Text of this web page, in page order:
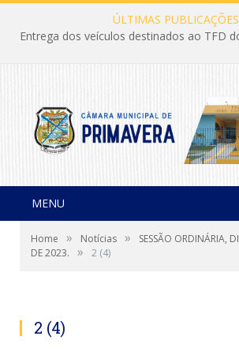
ÚLTIMAS
MENU
Home » Notícias »
SESSÃO ORDINÁRIA,
DE 2023.
» 2 (4)
2 (4)